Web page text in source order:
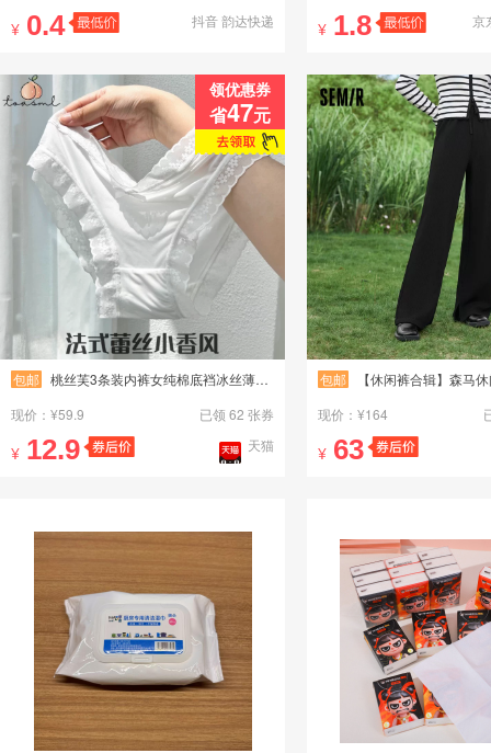
¥ 0.4 抖音 韵达快递 ¥ 1.8 京
领优惠券
省47元
包邮 桃丝芙3条装内裤女纯棉底裆冰丝薄款短裤舒适透气中腰三角裤女
现价：¥59.9
已领 62 张券
¥ 12.9 天猫
包邮
【休闲裤合辑】森马休闲裤合辑男女款
现价：¥164
¥ 63